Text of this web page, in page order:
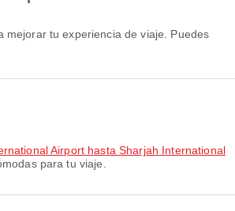
Airport hasta Sharjah International
para tu viaje.